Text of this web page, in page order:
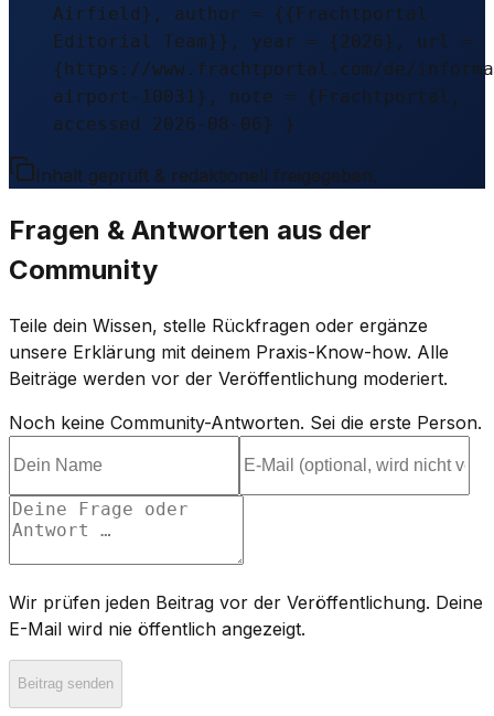
Airfield}, author = {{Frachtportal
Editorial Team}}, year = {2026}, url =
{https://www.frachtportal.com/de/
airport-10031}, note = {Frachtportal,
accessed 2026-08-06} }
Inhalt geprüft & redaktionell freigegeben.
Fragen & Antworten aus der
Community
Teile dein Wissen, stelle Rückfragen oder ergänze
unsere Erklärung mit deinem Praxis-Know-how. Alle
Beiträge werden vor der Veröffentlichung moderiert.
Noch keine Community-Antworten. Sei die erste Person.
Wir prüfen jeden Beitrag vor der Veröffentlichung. Deine
E-Mail wird nie öffentlich angezeigt.
Beitrag senden